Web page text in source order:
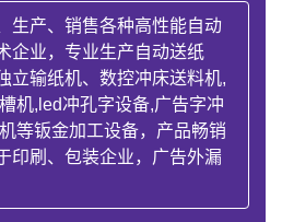
生产、销售各种高性能自动
企业，专业生产自动送纸
立输纸机、数控冲床送料机,
机,led冲孔字设备,广告字冲
等钣金加工设备，产品畅销
印刷、包装企业，广告外漏